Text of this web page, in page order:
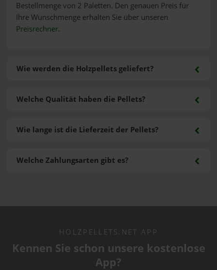
Bestellmenge von 2 Paletten. Den genauen Preis für
Ihre Wunschmenge erhalten Sie über unseren
Preisrechner.
Wie werden die Holzpellets geliefert?
Welche Zahlungsarten gibt es?
Welche Qualität haben die Pellets?
Wie lange ist die Lieferzeit der Pellets?
HOLZPELLETS.NET APP
Kennen Sie schon unsere kostenlose
App?